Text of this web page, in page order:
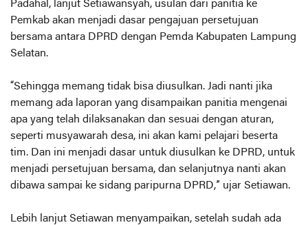
Padahal, lanjut Setiawansyah, usulan dari panitia ke
Pemkab akan menjadi dasar pengajuan persetujuan
bersama antara DPRD dengan Pemda Kabupaten Lampung
Selatan.
“Sehingga memang tidak bisa diusulkan. Jadi nanti jika
memang ada laporan yang disampaikan panitia mengenai
apa yang telah dilaksanakan dan sesuai dengan aturan,
seperti musyawarah desa, ini akan kami pelajari beserta
tim. Dan ini menjadi dasar untuk diusulkan ke DPRD, untuk
menjadi persetujuan bersama, dan selanjutnya nanti akan
dibawa sampai ke sidang paripurna DPRD,” ujar Setiawan.
Lebih lanjut Setiawan menyampaikan, setelah sudah ada